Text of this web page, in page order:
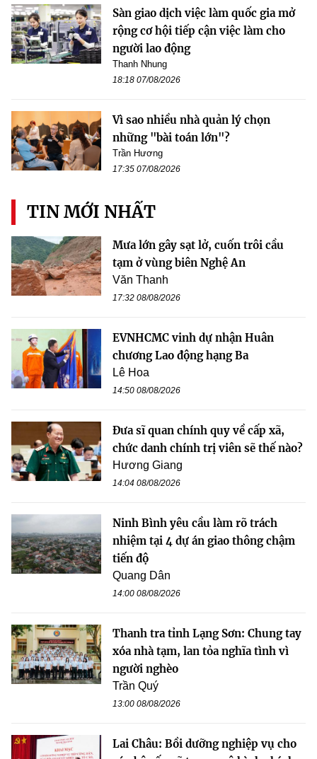
Sàn giao dịch việc làm quốc gia mở
rộng cơ hội tiếp cận việc làm cho
người lao động
Thanh Nhung
18:18 07/08/2026
Vì sao nhiều nhà quản lý chọn
những "bài toán lớn"?
Trần Hương
17:35 07/08/2026
TIN MỚI NHẤT
Mưa lớn gây sạt lở, cuốn trôi cầu
tạm ở vùng biên Nghệ An
Văn Thanh
17:32 08/08/2026
EVNHCMC vinh dự nhận Huân
chương Lao động hạng Ba
Lê Hoa
14:50 08/08/2026
Đưa sĩ quan chính quy về cấp xã,
chức danh chính trị viên sẽ thế nào?
Hương Giang
14:04 08/08/2026
Ninh Bình yêu cầu làm rõ trách
nhiệm tại 4 dự án giao thông chậm
tiến độ
Quang Dân
14:00 08/08/2026
Thanh tra tỉnh Lạng Sơn: Chung tay
xóa nhà tạm, lan tỏa nghĩa tình vì
người nghèo
Trần Quý
13:00 08/08/2026
Lai Châu: Bồi dưỡng nghiệp vụ cho